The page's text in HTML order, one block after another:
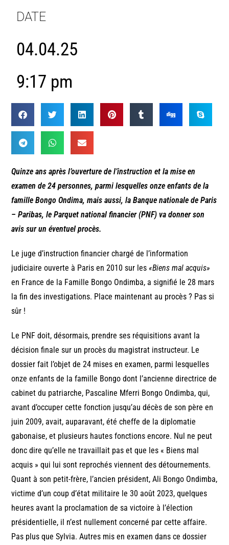
DATE
04.04.25
9:17 pm
Quinze ans après l’ouverture de l’instruction et la mise en
examen de 24 personnes, parmi lesquelles onze enfants de la
famille Bongo Ondima, mais aussi, la Banque nationale de Paris
– Paribas, le Parquet national financier (PNF) va donner son
avis sur un éventuel procès.
Le juge d’instruction financier chargé de l’information
judiciaire ouverte à Paris en 2010 sur les«Biens mal acquis»
en France de la Famille Bongo Ondimba, a signifié le 28 mars
la fin des investigations. Place maintenant au procès ? Pas si
sûr !
Le PNF doit, désormais, prendre ses réquisitions avant la
décision finale sur un procès du magistrat instructeur. Le
dossier fait l’objet de 24 mises en examen, parmi lesquelles
onze enfants de la famille Bongo dont l’ancienne directrice de
cabinet du patriarche, Pascaline Mferri Bongo Ondimba, qui,
avant d’occuper cette fonction jusqu’au décès de son père en
juin 2009, avait, auparavant, été cheffe de la diplomatie
gabonaise, et plusieurs hautes fonctions encore. Nul ne peut
donc dire qu’elle ne travaillait pas et que les « Biens mal
acquis » qui lui sont reprochés viennent des détournements.
Quant à son petit-frère, l’ancien président, Ali Bongo Ondimba,
victime d’un coup d’état militaire le 30 août 2023, quelques
heures avant la proclamation de sa victoire à l’élection
présidentielle, il n’est nullement concerné par cette affaire.
Pas plus que Sylvia. Autres mis en examen dans ce dossier